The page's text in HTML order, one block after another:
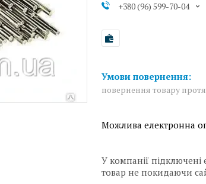
+380 (96) 599-70-04
повернення товару
У компанії
товар не покидаючи